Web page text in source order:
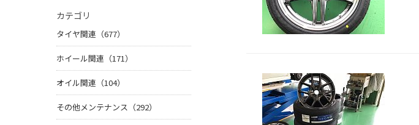
カテゴリ
タイヤ関連（677）
ホイール関連（171）
オイル関連（104）
その他メンテナンス（292）